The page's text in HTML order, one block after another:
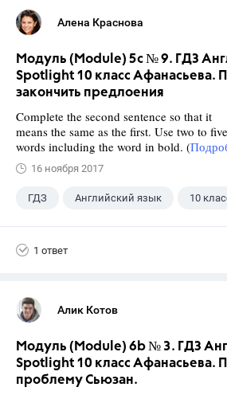
Алена Краснова
Модуль (Module) 5c № 9. ГДЗ
Spotlight 10 класс Афанасьева.
закончить предлоения
Complete the second sentence so that it
means the same as the first. Use two to five
words including the word in bold. (
16 ноября 2017
ГДЗ Английский язык 10
1 ответ
Алик Котов
Модуль (Module) 6b № 3. ГДЗ
Spotlight 10 класс Афанасьева.
проблему Сьюзан.